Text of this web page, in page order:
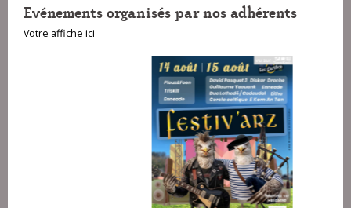
Evénements organisés par nos adhérents
Votre affiche ici